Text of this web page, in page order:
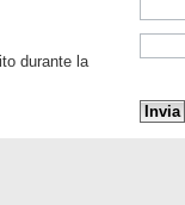
durante la